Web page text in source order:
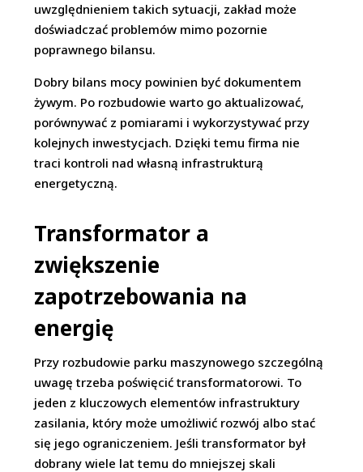
uwzględnieniem takich sytuacji, zakład może
doświadczać problemów mimo pozornie
poprawnego bilansu.
Dobry bilans mocy powinien być dokumentem
żywym. Po rozbudowie warto go aktualizować,
porównywać z pomiarami i wykorzystywać przy
kolejnych inwestycjach. Dzięki temu firma nie
traci kontroli nad własną infrastrukturą
energetyczną.
Transformator a
zwiększenie
zapotrzebowania na
energię
Przy rozbudowie parku maszynowego szczególną
uwagę trzeba poświęcić transformatorowi. To
jeden z kluczowych elementów infrastruktury
zasilania, który może umożliwić rozwój albo stać
się jego ograniczeniem. Jeśli transformator był
dobrany wiele lat temu do mniejszej skali